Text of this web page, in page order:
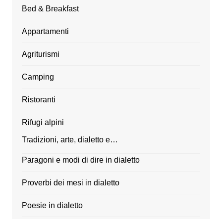
Bed & Breakfast
Appartamenti
Agriturismi
Camping
Ristoranti
Rifugi alpini
Tradizioni, arte, dialetto e…
Paragoni e modi di dire in dialetto
Proverbi dei mesi in dialetto
Poesie in dialetto